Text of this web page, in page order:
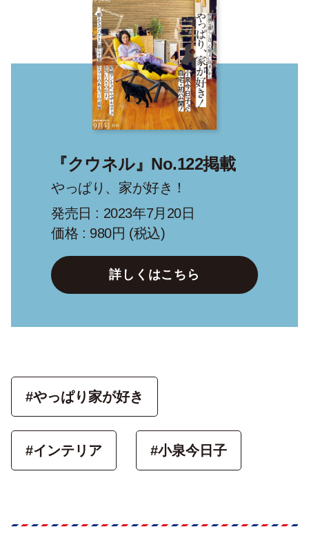
『クウネル』No.122掲載
やっぱり、家が好き！
発売日 : 2023年7月20日
価格 : 980円 (税込)
詳しくはこちら
#やっぱり家が好き
#インテリア #小泉今日子